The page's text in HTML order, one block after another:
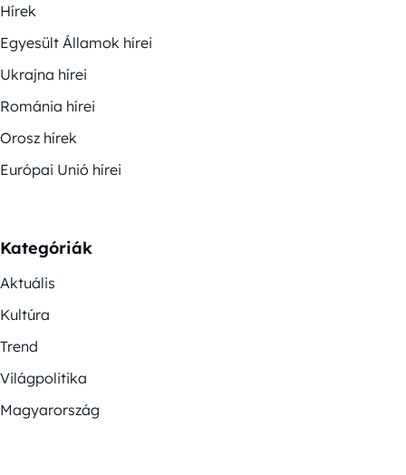
Hírek
Egyesült Államok hírei
Ukrajna hírei
Románia hírei
Orosz hírek
Európai Unió hírei
Kategóriák
Aktuális
Kultúra
Trend
Világpolitika
Magyarország